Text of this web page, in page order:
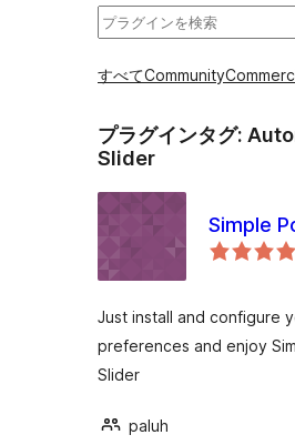
検
すべてCommunity
プラグインタグ:
Slider
Simple
Just install and configure
preferences and enjoy
Slider
paluh